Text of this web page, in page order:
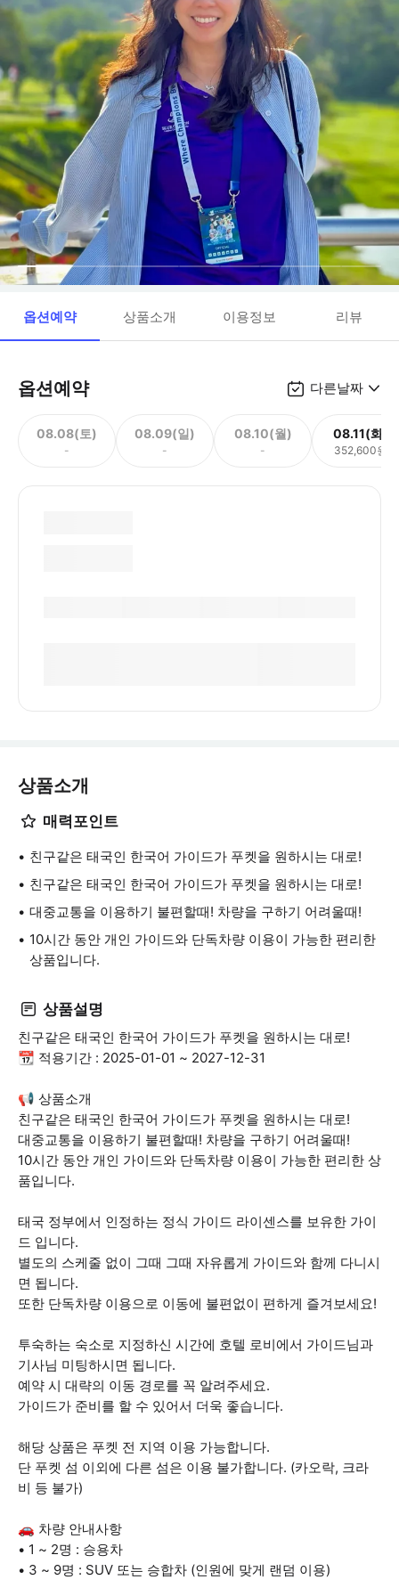
옵션예약 상품소개 이용정보 리뷰
옵션예약 다른날짜
08.08(토)
-
08.09(일)
-
08.10(월)
-
08.11(화)
352,600원
상품소개
매력포인트
친구같은 태국인 한국어 가이드가 푸켓을 원하시는 대로!
친구같은 태국인 한국어 가이드가 푸켓을 원하시는 대로!
대중교통을 이용하기 불편할때! 차량을 구하기 어려울때!
10시간 동안 개인 가이드와 단독차량 이용이 가능한 편리한
상품입니다.
상품설명
친구같은 태국인 한국어 가이드가 푸켓을 원하시는 대로!
📆 적용기간 : 2025-01-01 ~ 2027-12-31
📢 상품소개
친구같은 태국인 한국어 가이드가 푸켓을 원하시는 대로!
대중교통을 이용하기 불편할때! 차량을 구하기 어려울때!
10시간 동안 개인 가이드와 단독차량 이용이 가능한 편리한 상
품입니다.
태국 정부에서 인정하는 정식 가이드 라이센스를 보유한 가이
드 입니다.
별도의 스케줄 없이 그때 그때 자유롭게 가이드와 함께 다니시
면 됩니다.
또한 단독차량 이용으로 이동에 불편없이 편하게 즐겨보세요!
투숙하는 숙소로 지정하신 시간에 호텔 로비에서 가이드님과
기사님 미팅하시면 됩니다.
예약 시 대략의 이동 경로를 꼭 알려주세요.
가이드가 준비를 할 수 있어서 더욱 좋습니다.
해당 상품은 푸켓 전 지역 이용 가능합니다.
단 푸켓 섬 이외에 다른 섬은 이용 불가합니다. (카오락, 크라
비 등 불가)
🚗 차량 안내사항
• 1 ~ 2명 : 승용차
• 3 ~ 9명 : SUV 또는 승합차 (인원에 맞게 랜덤 이용)